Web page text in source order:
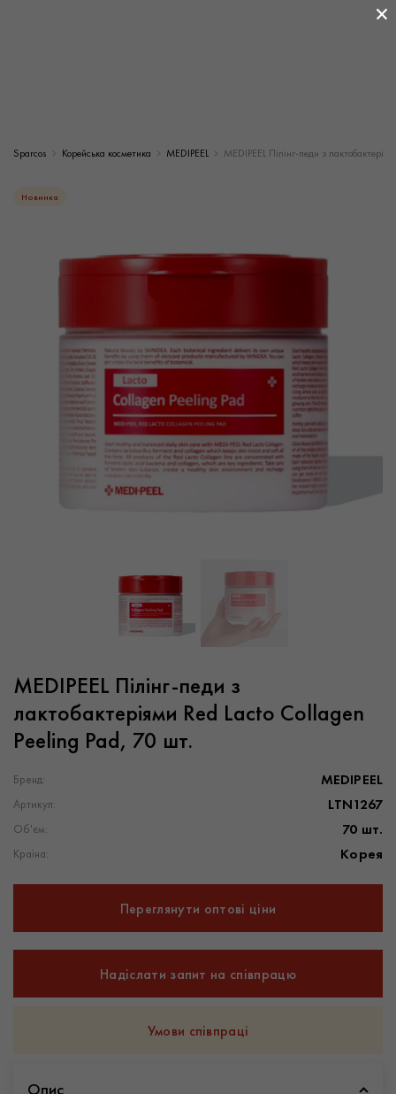
Sparcos Корейська косметика MEDIPEEL MEDIPEEL Пілінг-педи з
Новинка
MEDIPEEL Пілінг-педи з
лактобактеріями Red Lacto Collagen
Peeling Pad, 70 шт.
Бренд: MEDIPEEL
Артикул: LTN1267
Об'єм: 70 шт.
Країна: Корея
Переглянути оптові ціни
Надіслати запит на співпрацю
Умови співпраці
Опис
×